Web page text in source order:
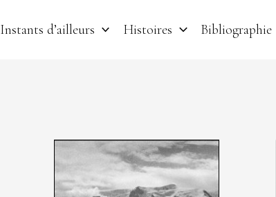
Instants d’ailleurs Histoires Bibliographie